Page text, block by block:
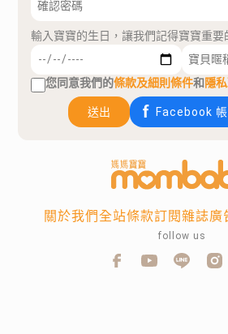
輸入寶寶的生日，讓我們記得寶寶重要
您同意我們的條款及細則條件和隱
送出 Facebook
關於我們全站條款訂閱雜誌廣
follow us